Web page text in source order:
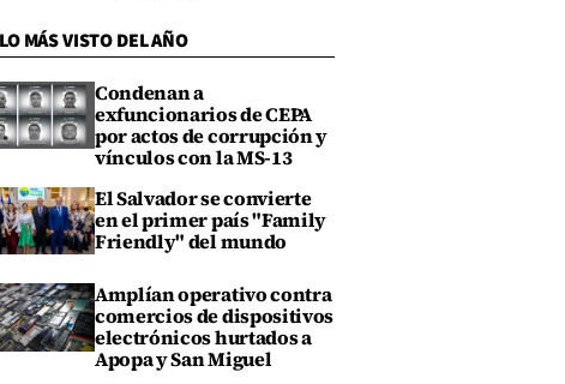
LO MÁS VISTO DEL AÑO
Condenan a
exfuncionarios de CEPA
por actos de corrupción y
vínculos con la MS-13
El Salvador se convierte
en el primer país "Family
Friendly" del mundo
Amplían operativo contra
comercios de dispositivos
electrónicos hurtados a
Apopa y San Miguel